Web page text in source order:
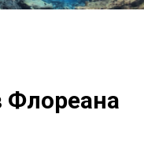
Флореана